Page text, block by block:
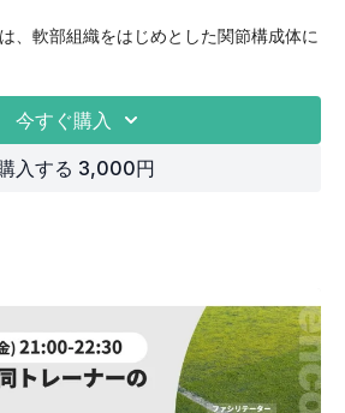
、軟部組織をはじめとした関節構成体に
スを多関節との関わりを持って機能する
カニカルストレスの制御について、いく
ら考えてみたいと思います。
今すぐ購入
入する 3,000円